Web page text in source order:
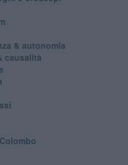
& autonomia
causalità